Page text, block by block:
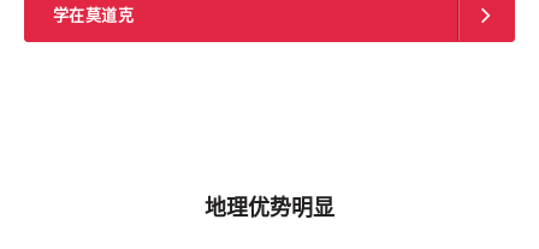
学在莫道克 
地理优势明显